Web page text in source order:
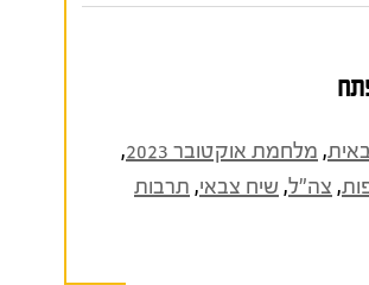
, מלחמת אוקטובר 2023
,
, צה"ל, שיח צבאי, תרבות